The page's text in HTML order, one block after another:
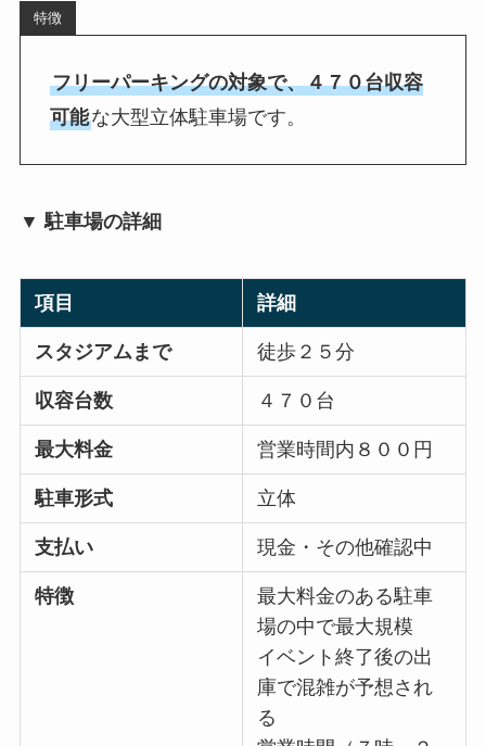
特徴
フリーパーキングの対象で、４７０台収容
可能な大型立体駐車場です。
▼ 駐車場の詳細
項目 詳細
スタジアムまで 徒歩２５分
収容台数 ４７０台
最大料金 営業時間内８００円
駐車形式 立体
支払い 現金・その他確認中
特徴
最大料金のある駐車
場の中で最大規模
イベント終了後の出
庫で混雑が予想され
る